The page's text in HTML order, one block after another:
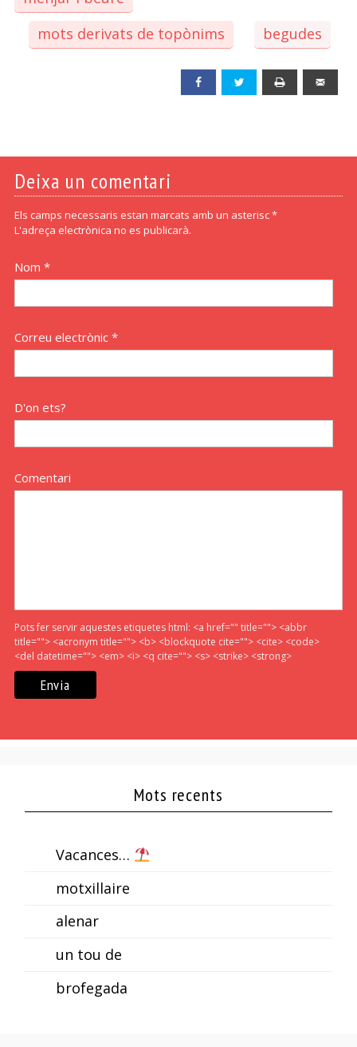
mots derivats de topònims
begudes
Facebook Twitter
Deixa un comentari
Els camps necessaris estan marcats amb un asterisc *
L'adreça electrònica no es publicarà.
Nom *
Correu electrònic *
D'on ets?
Comentari
Pots fer servir aquestes etiquetes html: <a href="" title=""> <abbr
title=""> <acronym title=""> <b> <blockquote cite=""> <cite> <code>
<del datetime=""> <em> <i> <q cite=""> <s> <strike> <strong>
Mots recents
Vacances…
motxillaire
alenar
un tou de
brofegada